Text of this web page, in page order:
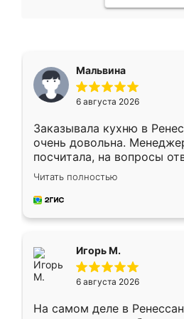
Мальвина
6 августа 2026
Заказывала кухню в
очень довольна.
посчитала, на вопросы
Замерщик приехал в
делу со всей
за день, ребята работали
Читать полностью
Игорь М.
6 августа 2026
На самом деле в